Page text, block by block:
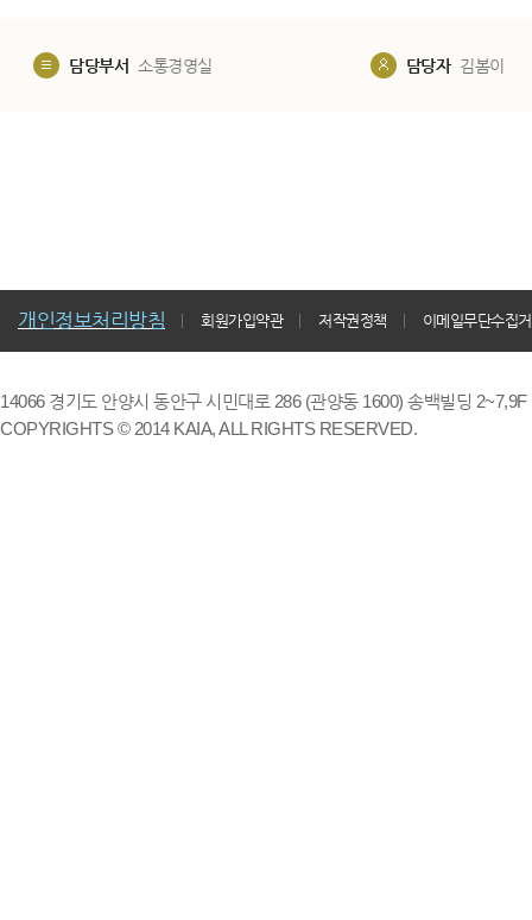
담당부서 소통경영실 담당자 김봄이
개인정보처리방침 회원가입약관 저작권정책 이메일무단수집
14066 경기도 안양시 동안구 시민대로 286 (관양동 1600) 송백빌딩
COPYRIGHTS © 2014 KAIA, ALL RIGHTS RESERVED.